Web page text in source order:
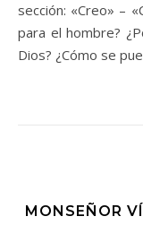
sección: «Creo» –
para el hombre?
Dios? ¿Cómo se
MONSEÑOR